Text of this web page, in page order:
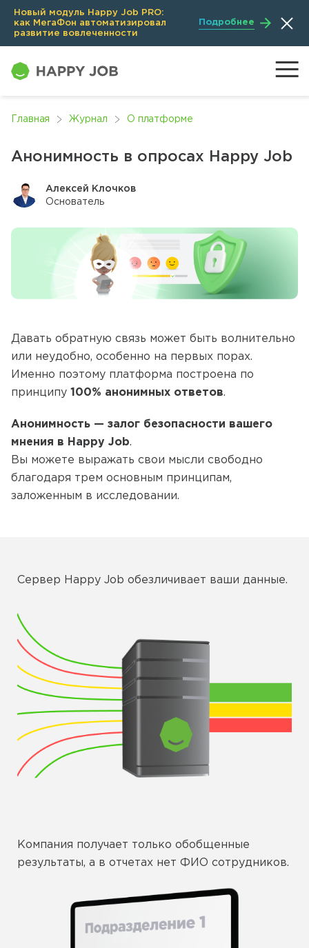
Новый модуль Happy Job PRO:
как МегаФон автоматизировал
развитие вовлеченности
Подробнее
Главная Журнал О платформе
Анонимность в опросах Happy Job
Алексей Клочков
Основатель
Давать обратную связь может быть волнительно
или неудобно, особенно на первых порах.
Именно поэтому платформа построена по
принципу 100% анонимных ответов.
Анонимность — залог безопасности вашего
мнения в Happy Job.
Вы можете выражать свои мысли свободно
благодаря трем основным принципам,
заложенным в исследовании.
Сервер Happy Job обезличивает ваши данные.
Компания получает только обобщенные
результаты, а в отчетах нет ФИО сотрудников.